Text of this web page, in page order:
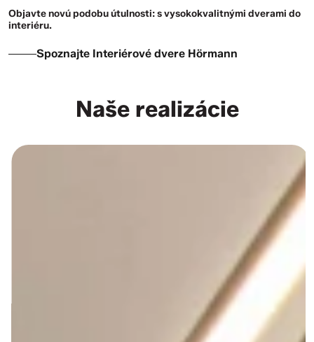
Objavte novú podobu útulnosti: s vysokokvalitnými dverami do
interiéru.
Spoznajte Interiérové dvere Hörmann
Naše realizácie